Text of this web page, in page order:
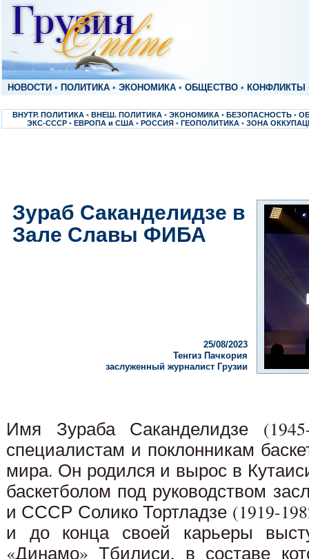
НОВОСТИ • ПОЛИТИКА • ЭКОНОМИКА • ОБЩЕСТВО • КОНФЛИКТЫ
ВНУТР. ПОЛИТИКА • ВНЕШ. ПОЛИТИКА • ЭКОНОМИКА • БЕЗОПАСНОСТЬ •
ЭКС-СССР • ЕВРОПА и США • РОССИЯ • ГЕОПОЛИТИКА • ЗОНА
Зураб Саканделидзе в
Зале Славы ФИБА
25/08/2023
Тенгиз Пачкория
заслуженный журналист Грузии
Имя Зураба Саканделидзе
специалистам и поклонникам
мира. Он родился и вырос в
баскетболом под руководством
и СССР Солико Тортладзе (1919-
и до конца своей карьеры
«Динамо» Тбилиси, в составе